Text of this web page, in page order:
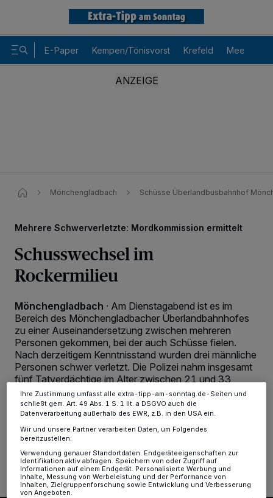
E-Paper Kempen/Tönisvorst Krefeld Meerbusch
Mönchengladbach Schüsse Überlandbusbahnhof
Mehrere Schwerverletzte: Mordkommission ermittelt
Schusswechsel im
Rockermilieu
Mönchengladbach · Am Dienstagabend ist es im
Bereich des Mönchengladbacher Überlandbahnhofes
zu einer Auseinandersetzung zwischen mehreren
Personen gekommen, bei der auch Schüsse fielen.
Nach derzeitigem Kenntnisstand wurden drei männliche
Personen schwer verletzt. Die Polizei nahm insgesamt
fünf Tatverdächtige im Alter zwischen 21 und 33
Jahren vorläufig fest.
07.09.2022 , 08:48 Uhr
Wir und unsere218-Partner speichern und greifen auf
personenbezogene Daten wie Browserdaten oder eindeutige
Tracking-Technologien für die unter „Wir und unsere Partner
verarbeiten Daten, um Ihnen Dienste bereitzustellen“ aufgeführten
Zwecke. Wenn Tracker deaktiviert sind, sind manche Inhalte und
Anzeigen möglicherweise nicht mehr so relevant für Sie. Sie können
dieses Menü jederzeit wieder aufrufen, um Ihre Einstellungen zu
ändern oder Ihre Einwilligung zu widerrufen, indem Sie auf den Link
Einstellungen oder Ablehnen am unteren Rand der Webseite klicken.
Ihre Einstellungen gelten innerhalb unseres Website. Weitere
Informationen finden Sie in unserer Datenschutzerklärung.
Ihre Zustimmung umfasst alle extra-tipp-am-sonntag.de-Seiten und
schließt gem. Art. 49 Abs. 1 S. 1 lit. a DSGVO auch die
Datenverarbeitung außerhalb des EWR, z.B. in den USA ein.
Wir und unsere Partner verarbeiten Daten, um Folgendes
bereitzustellen:
Verwendung genauer Standortdaten. Endgeräteeigenschaften zur
Identifikation aktiv abfragen. Speichern von oder Zugriff auf
Informationen auf einem Endgerät. Personalisierte Werbung und
Inhalte, Messung von Werbeleistung und der Performance von
Inhalten, Zielgruppenforschung sowie Entwicklung und Verbesserung
von Angeboten.